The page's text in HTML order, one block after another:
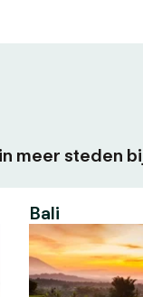
meer steden
Bali